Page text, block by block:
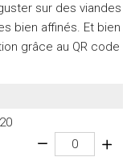
sur des viandes
bien affinés. Et bien
grâce au QR code